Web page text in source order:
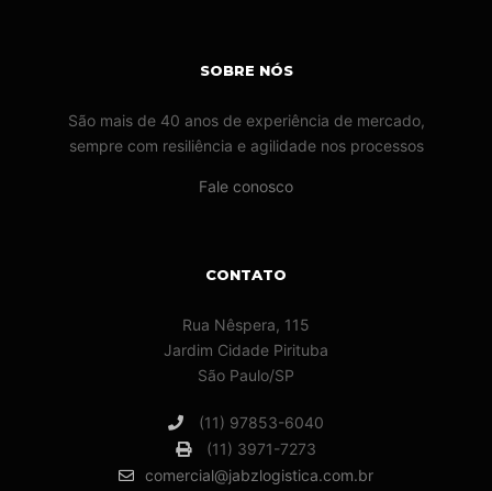
SOBRE NÓS
São mais de 40 anos de experiência de mercado,
sempre com resiliência e agilidade nos processos
Fale conosco
CONTATO
Rua Nêspera, 115
Jardim Cidade Pirituba
São Paulo/SP
(11) 97853-6040
(11) 3971-7273
comercial@jabzlogistica.com.br